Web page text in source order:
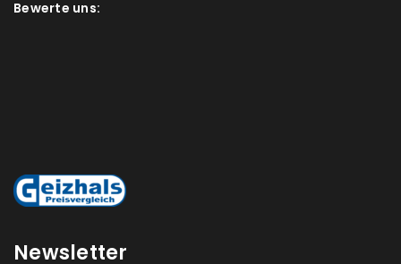
Bewerte uns:
Newsletter